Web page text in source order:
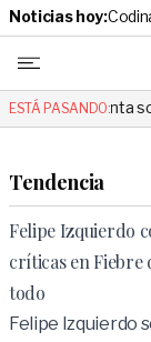
Noticias hoy:
ESTÁ PASANDO:
sobre el aviso de
Tendencia
Felipe Izquierdo
críticas en Fiebre
todo
Felipe Izquierdo